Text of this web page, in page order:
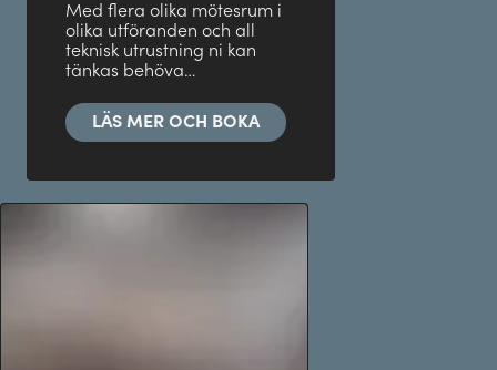
Med flera olika mötesrum i
olika utföranden och all
teknisk utrustning ni kan
tänkas behöva…
LÄS MER OCH BOKA